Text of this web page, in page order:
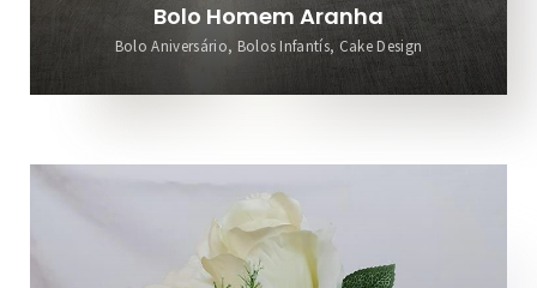
Bolo Homem Aranha
Bolo Aniversário, Bolos Infantís, Cake Design